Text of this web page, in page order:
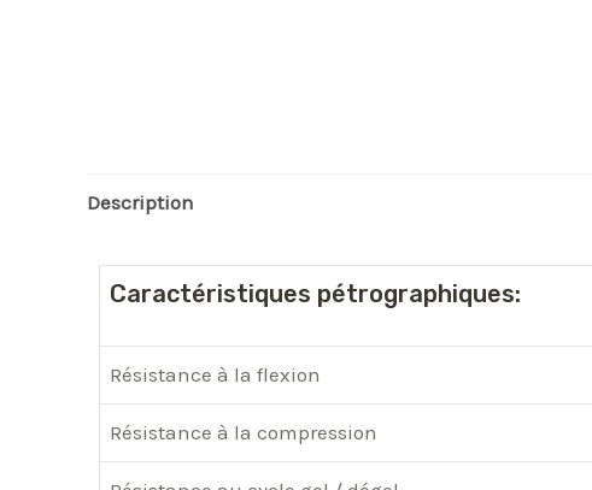
Description
Caractéristiques pétrographiques:
Résistance à la flexion
Résistance à la compression